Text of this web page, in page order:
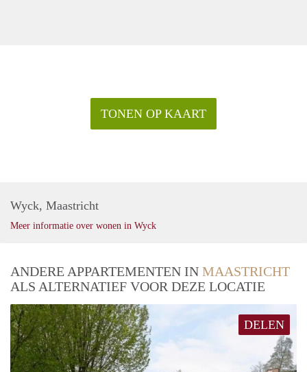
TONEN OP KAART
Wyck, Maastricht
Meer informatie over wonen in Wyck
ANDERE APPARTEMENTEN IN MAASTRICHT
ALS ALTERNATIEF VOOR DEZE LOCATIE
DELEN